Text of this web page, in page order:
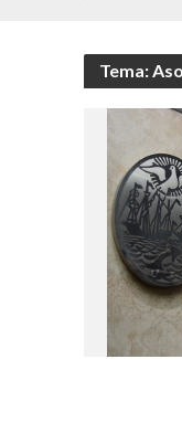
Tema: